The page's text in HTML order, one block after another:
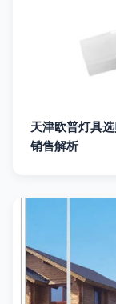
天津欧普灯具
销售解析